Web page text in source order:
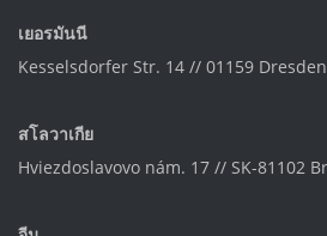
เยอรมันนี
Kesselsdorfer Str. 14 // 01159
สโลวาเกีย
Hviezdoslavovo nám. 17 // SK-81102